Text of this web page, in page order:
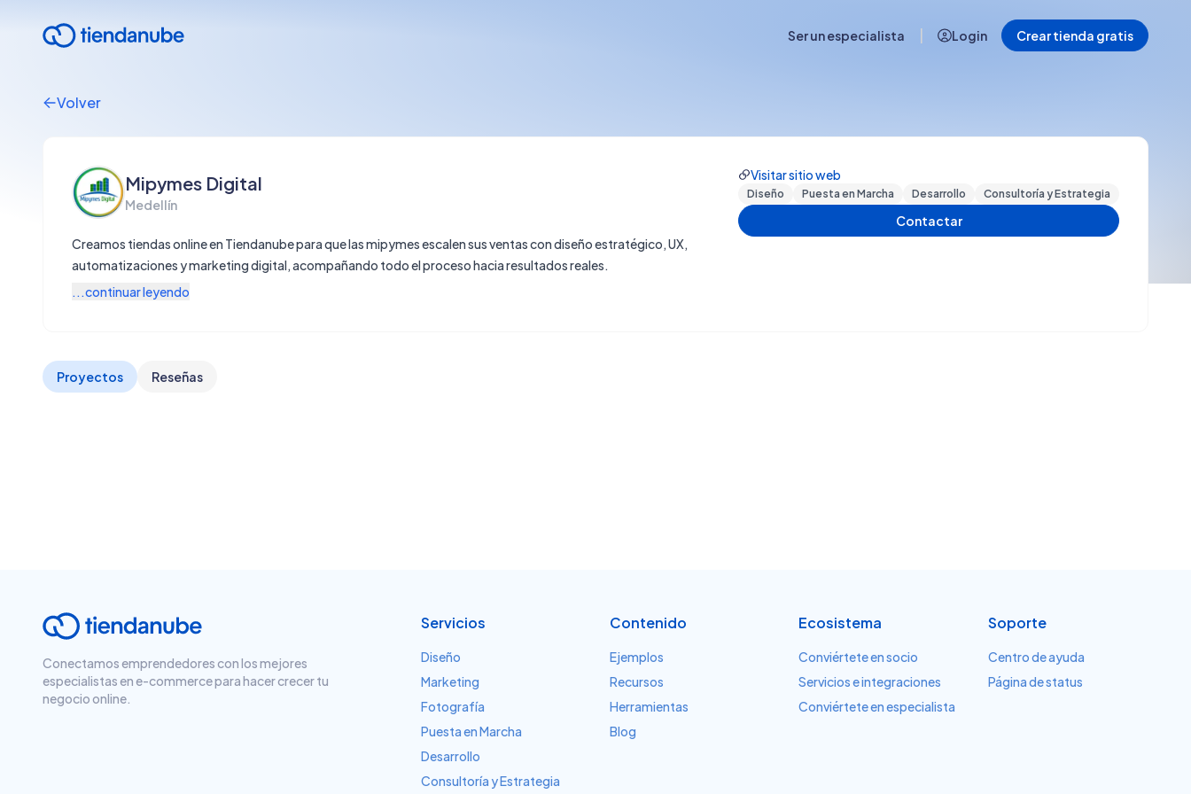
Ser un especialista Login Crear tienda gratis
Volver
Mipymes Digital
Medellín
Creamos tiendas online en Tiendanube para que las mipymes escalen sus ventas con diseño estratégico, UX,
automatizaciones y marketing digital, acompañando todo el proceso hacia resultados reales.
...continuar leyendo
Visitar sitio web
Diseño Puesta en Marcha Desarrollo Consultoría y Estrategia
Contactar
Proyectos Reseñas
Conectamos emprendedores con los mejores
especialistas en e-commerce para hacer crecer tu
negocio online.
Servicios
Diseño
Marketing
Fotografía
Puesta en Marcha
Desarrollo
Consultoría y Estrategia
Contenido
Ejemplos
Recursos
Herramientas
Blog
Ecosistema
Conviértete en socio
Servicios e integraciones
Conviértete en especialista
Soporte
Centro de ayuda
Página de status